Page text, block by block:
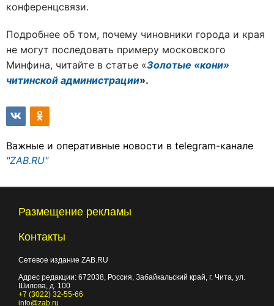
конференцсвязи.
Подробнее об том, почему чиновники города и края
не могут последовать примеру московского
Минфина, читайте в статье «Золотые «кони»
читинской администрации».
Важные и оперативные новости в telegram-канале
"ZAB.RU"
Размещение рекламы
Контакты
Сетевое издание ZAB.RU
Адрес редакции: 672038, Россия, Забайкальский край, г. Чита, ул.
Шилова, д. 100
+7 (3022) 32-55-66
info@zab.ru